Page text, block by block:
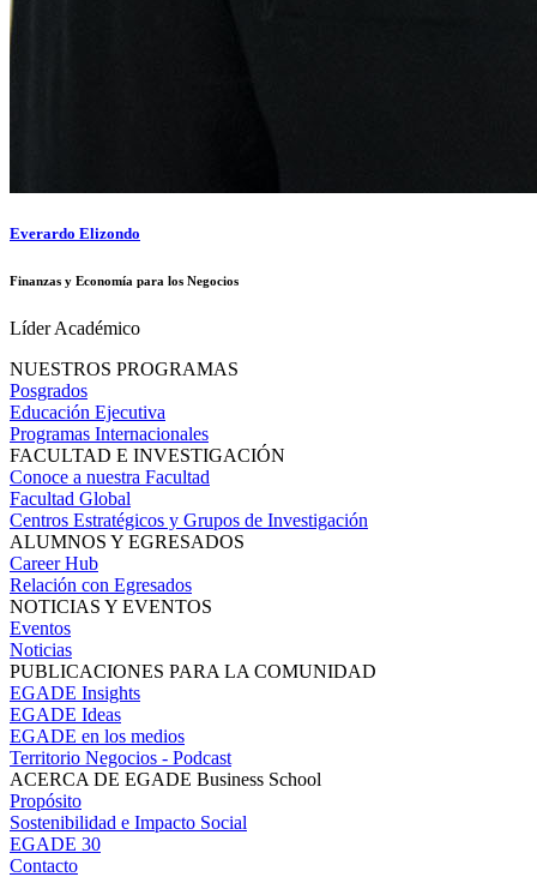
Everardo Elizondo
Finanzas y Economía para los Negocios
Líder Académico
NUESTROS PROGRAMAS
Posgrados
Educación Ejecutiva
Programas Internacionales
FACULTAD E INVESTIGACIÓN
Conoce a nuestra Facultad
Facultad Global
Centros Estratégicos y Grupos de Investigación
ALUMNOS Y EGRESADOS
Career Hub
Relación con Egresados
NOTICIAS Y EVENTOS
Eventos
Noticias
PUBLICACIONES PARA LA COMUNIDAD
EGADE Insights
EGADE Ideas
EGADE en los medios
Territorio Negocios - Podcast
ACERCA DE EGADE Business School
Propósito
Sostenibilidad e Impacto Social
EGADE 30
Contacto